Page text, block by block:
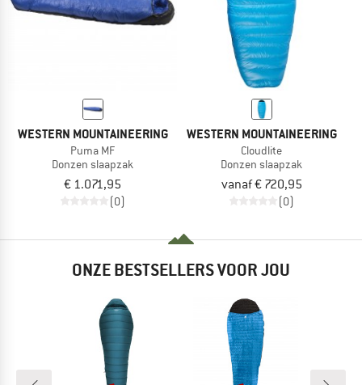
WESTERN MOUNTAINEERING
Puma MF
Donzen slaapzak
€ 1.071,95
(0)
WESTERN MOUNTAINEERING
Cloudlite
Donzen slaapzak
vanaf € 720,95
(0)
ONZE BESTSELLERS VOOR JOU